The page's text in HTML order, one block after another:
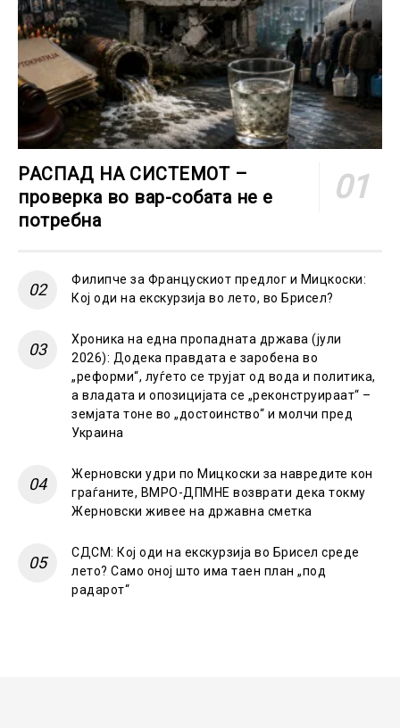
РАСПАД НА СИСТЕМОТ –
проверка во вар-собата не е
потребна
Филипче за Францускиот предлог и Мицкоски:
Кој оди на екскурзија во лето, во Брисел?
Хроника на една пропадната држава (јули
2026): Додека правдата е заробена во
„реформи“, луѓето се трујат од вода и политика,
а владата и опозицијата се „реконструираат“ –
земјата тоне во „достоинство“ и молчи пред
Украина
Жерновски удри по Мицкоски за навредите кон
граѓаните, ВМРО-ДПМНЕ возврати дека токму
Жерновски живее на државна сметка
СДСМ: Кој оди на екскурзија во Брисел среде
лето? Само оној што има таен план „под
радарот“